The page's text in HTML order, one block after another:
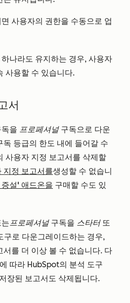
사용자의 권한을 수동으로 업
나라도 유지하는 경우, 사용자
사용할 수 있습니다.
서
독을 프로페셔널구독으로 다운
독 등급의 한도 내에 들어갈 수
사용자 지정 보고서를 삭제할
지정 보고서를생성할 수 없습니
설' 애드온을 구매할 수도 있
프로페셔널구독을 스타터또
구로 다운그레이드하는 경우,
서를 더 이상 볼 수 없습니다. 다
따라 HubSpot의 분석 도구
장된 보고서도 삭제됩니다.